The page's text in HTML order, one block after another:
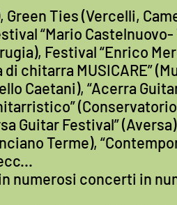
Ties (Vercelli,
“Mario
Festival “Enrico
di chitarra MUSICARE”
Caetani), “Acerra
Guitar Festival”
Terme),
numerosi concerti in